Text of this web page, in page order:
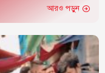
আরও পড়ুন